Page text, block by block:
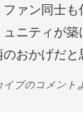
ファン同士も
ニティが築
おかげだと
イブのコメント